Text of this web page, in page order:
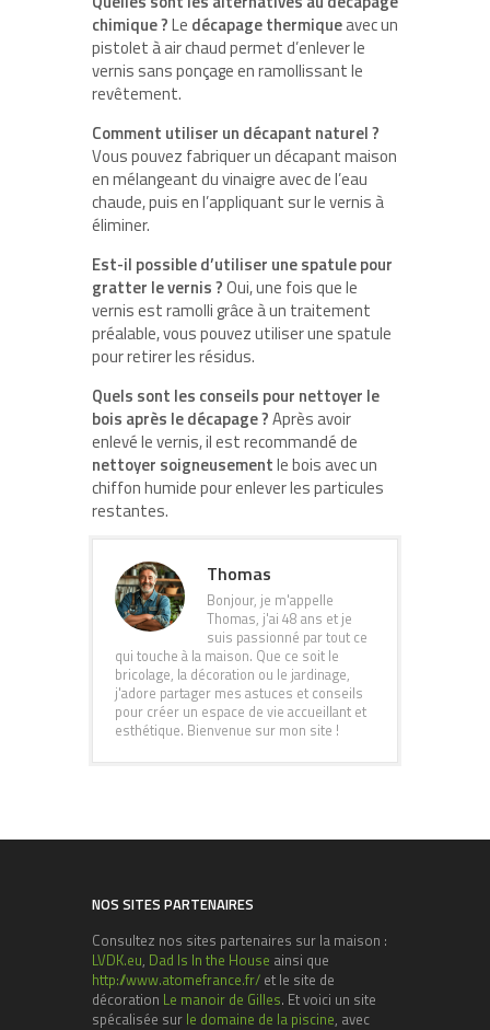
chimique ?Le décapage thermiqueavec un
pistolet à air chaud permet d’enlever le
vernis sans ponçage en ramollissant le
revêtement.
Comment utiliser un décapant naturel ?
Vous pouvez fabriquer un décapant maison
en mélangeant du vinaigre avec de l’eau
chaude, puis en l’appliquant sur le vernis à
éliminer.
Est-il possible d’utiliser une spatule pour
gratter le vernis ?Oui, une fois que le
vernis est ramolli grâce à un traitement
préalable, vous pouvez utiliser une spatule
pour retirer les résidus.
Quels sont les conseils pour nettoyer le
bois après le décapage ?Après avoir
enlevé le vernis, il est recommandé de
nettoyer soigneusementle bois avec un
chiffon humide pour enlever les particules
restantes.
Thomas
Bonjour, je m'appelle
Thomas, j'ai 48 ans et je
suis passionné par tout ce
qui touche à la maison. Que ce soit le
bricolage, la décoration ou le jardinage,
j'adore partager mes astuces et conseils
pour créer un espace de vie accueillant et
esthétique. Bienvenue sur mon site !
NOS SITES PARTENAIRES
Consultez nos sites partenaires sur la maison :
LVDK.eu, Dad Is In the House ainsi que
http://www.atomefrance.fr/ et le site de
décoration Le manoir de Gilles. Et voici un site
spécalisée sur le domaine de la piscine, avec